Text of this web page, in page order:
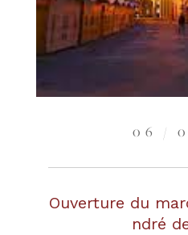
06 /
Ouverture du
ndré